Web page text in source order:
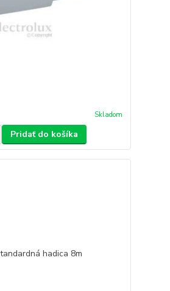
Skladom
Pridať do košíka